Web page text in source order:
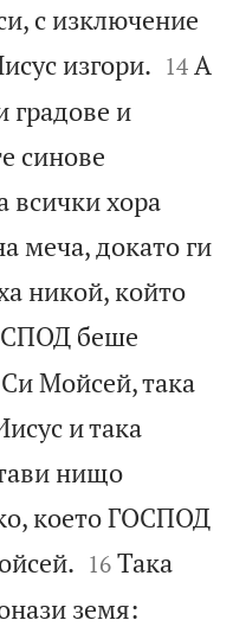
с изключение
изгори. 

14 А
градове и
синове
всички хора
меча, докато ги
никой, който
беше
Си Мойсей, така
и така
нищо
което ГОСПОД


16 Така
земя: